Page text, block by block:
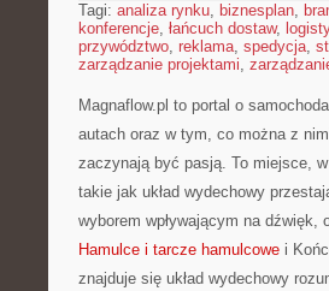
Tagi: analiza rynku, biznesplan,
konferencje, łańcuch dostaw,
przywództwo, reklama, spedycja,
zarządzanie projektami,
Magnaflow.pl to portal o
autach oraz w tym, co można z
zaczynają być pasją. To miejsce,
takie jak układ wydechowy
wyborem wpływającym na
Hamulce i tarcze hamulcowe i
znajduje się układ wydechowy